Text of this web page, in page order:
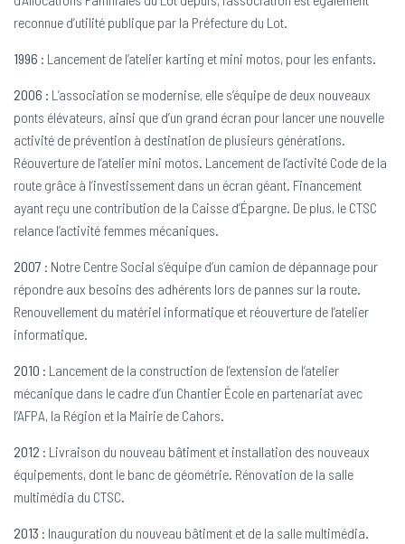
reconnue d’utilité publique par la Préfecture du Lot.
1996 : Lancement de l’atelier karting et mini motos, pour les enfants.
2006 : L’association se modernise, elle s’équipe de deux nouveaux
ponts élévateurs, ainsi que d’un grand écran pour lancer une nouvelle
activité de prévention à destination de plusieurs générations.
Réouverture de l’atelier mini motos. Lancement de l’activité Code de la
route grâce à l’investissement dans un écran géant. Financement
ayant reçu une contribution de la Caisse d’Épargne. De plus, le CTSC
relance l’activité femmes mécaniques.
2007 : Notre Centre Social s’équipe d’un camion de dépannage pour
répondre aux besoins des adhérents lors de pannes sur la route.
Renouvellement du matériel informatique et réouverture de l’atelier
informatique.
2010 : Lancement de la construction de l’extension de l’atelier
mécanique dans le cadre d’un Chantier École en partenariat avec
l’AFPA, la Région et la Mairie de Cahors.
2012 : Livraison du nouveau bâtiment et installation des nouveaux
équipements, dont le banc de géométrie. Rénovation de la salle
multimédia du CTSC.
2013 : Inauguration du nouveau bâtiment et de la salle multimédia.